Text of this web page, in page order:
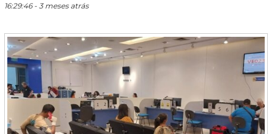
16:29:46 - 3 meses atrás